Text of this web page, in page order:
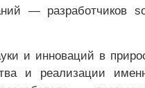
— разработчиков
и инноваций в
и реализации